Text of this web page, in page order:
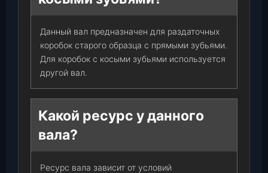
Данный вал предназначен для раздаточных
коробок старого образца с прямыми зубьями.
Для коробок с косыми зубьями используется
другой вал.
Какой ресурс у данного
вала?
Ресурс вала зависит от условий